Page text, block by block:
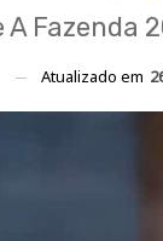
Fazenda
Atualizado em